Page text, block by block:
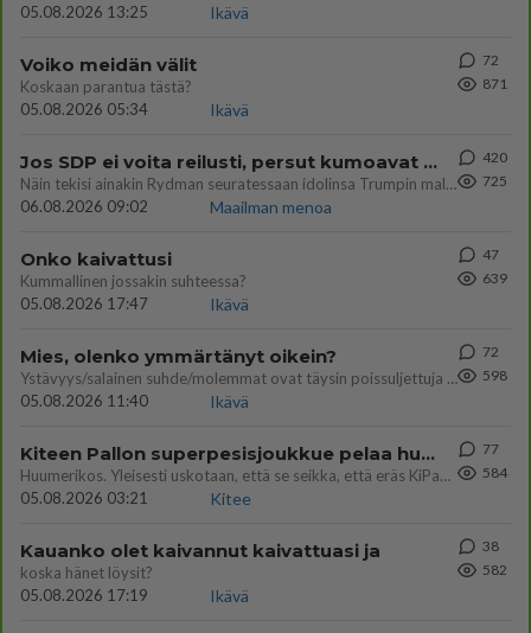
05.08.2026 13:25
Ikävä
Voiko meidän välit
Koskaan parantua tästä?
05.08.2026 05:34
Ikävä
72
871
Jos SDP ei voita reilusti, persut kumoavat demokratian Suomesta
Näin tekisi ainakin Rydman seuratessaan idolinsa Trumpin mallia https://www.is.fi/politiikka/art-2000012187244.html
06.08.2026 09:02
Maailman menoa
420
725
Onko kaivattusi
Kummallinen jossakin suhteessa?
05.08.2026 17:47
Ikävä
47
639
Mies, olenko ymmärtänyt oikein?
Ystävyys/salainen suhde/molemmat ovat täysin poissuljettuja asioita? Nainen
05.08.2026 11:40
Ikävä
72
598
Kiteen Pallon superpesisjoukkue pelaa huumeiden vaikutuksen alaisena
Huumerikos. Yleisesti uskotaan, että se seikka, että eräs KiPan pelaaja kärähtää huumeista, on vain jäävuoren huippu. M
05.08.2026 03:21
Kitee
77
584
Kauanko olet kaivannut kaivattuasi ja
koska hänet löysit?
05.08.2026 17:19
Ikävä
38
582